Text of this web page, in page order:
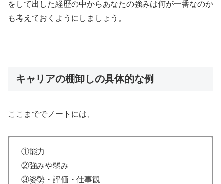
をして出した経歴の中からあなたの強みは何が一番なのか
も考えておくようにしましょう。
キャリアの棚卸しの具体的な例
ここまででノートには、
①能力
②強みや弱み
③姿勢・評価・仕事観